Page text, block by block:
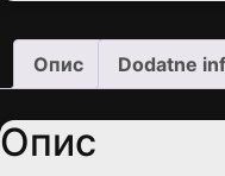
Опис Dodatne
Опис